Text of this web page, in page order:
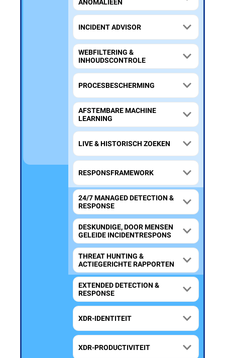
ANOMALIEËN
INCIDENT ADVISOR
WEBFILTERING &
INHOUDSCONTROLE
PROCESBESCHERMING
AFSTEMBARE MACHINE
LEARNING
LIVE & HISTORISCH ZOEKEN
RESPONSFRAMEWORK
24/7 MANAGED DETECTION &
RESPONSE
DESKUNDIGE, DOOR MENSEN
GELEIDE INCIDENTRESPONS
THREAT HUNTING &
ACTIEGERICHTE RAPPORTEN
EXTENDED DETECTION &
RESPONSE
XDR-IDENTITEIT
XDR-PRODUCTIVITEIT